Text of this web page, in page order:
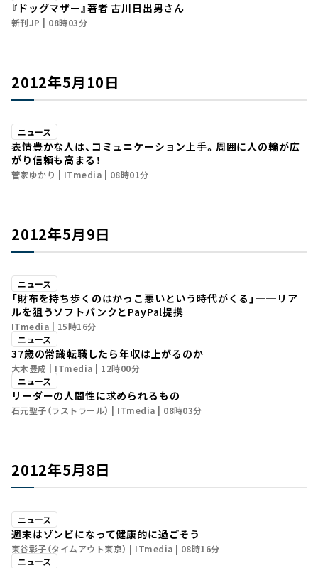
『ドッグマザー』著者 古川日出男さん
新刊JP 08時03分
2012年5月10日
ニュース
表情豊かな人は、コミュニケーション上手。周囲に人の輪が広
がり信頼も高まる！
菅家ゆかり ITmedia 08時01分
2012年5月9日
ニュース
「財布を持ち歩くのはかっこ悪いという時代がくる」──リア
ルを狙うソフトバンクとPayPal提携
ITmedia
15時16分
ニュース
37歳の常識――転職したら年収は上がるのか
大木豊成 ITmedia
12時00分
ニュース
リーダーの人間性に求められるもの
石元聖子（ラストラール） ITmedia 08時03分
2012年5月8日
ニュース
週末はゾンビになって健康的に過ごそう
東谷彰子（タイムアウト東京） ITmedia
08時16分
ニュース